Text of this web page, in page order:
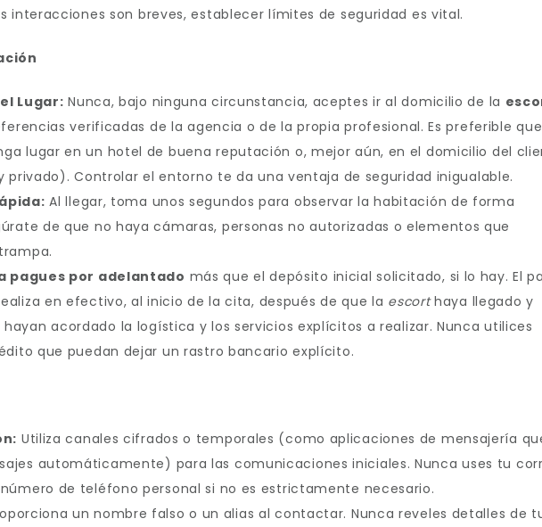
interacciones son breves, establecer límites de seguridad es vital.
Lugar: Nunca, bajo ninguna circunstancia, aceptes ir al domicilio de la
verificadas de la agencia o de la propia profesional. Es preferible
lugar en un hotel de buena reputación o, mejor aún, en el domicilio del
privado). Controlar el entorno te da una ventaja de seguridad inigualable.
Al llegar, toma unos segundos para observar la habitación de forma
de que no haya cámaras, personas no autorizadas o elementos que
pagues por adelantado más que el depósito inicial solicitado, si lo hay. El
en efectivo, al inicio de la cita, después de que la escorthaya llegado y
acordado la logística y los servicios explícitos a realizar. Nunca utilices
que puedan dejar un rastro bancario explícito.
Utiliza canales cifrados o temporales (como aplicaciones de mensajería
automáticamente) para las comunicaciones iniciales. Nunca uses tu
de teléfono personal si no es estrictamente necesario.
un nombre falso o un alias al contactar. Nunca reveles detalles de